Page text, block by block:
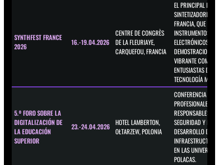
SYNTHFEST FRANCE
2026
16.-19.04.2026
CENTRE DE CONGRÈS
DE LA FLEURIAYE,
CARQUEFOU, FRANCIA
EL PRINCIPAL
SINTETIZADORES DE
FRANCIA, QUE
INSTRUMENTOS
ELECTRÓNICOS,
DEMOSTRACIONES
VIBRANTE
ENTUSIASTAS DE LA
TECNOLOGÍA
5.º FORO SOBRE LA
DIGITALIZACIÓN DE
LA EDUCACIÓN
SUPERIOR
23.-24.04.2026 HOTEL LAMBERTON,
OŁTARZEW, POLONIA
CONFERENCIA
PROFESIONALES
RESPONSABLES DE
SEGURIDAD Y EL
DESARROLLO DE LA
EN LAS
POLACAS.